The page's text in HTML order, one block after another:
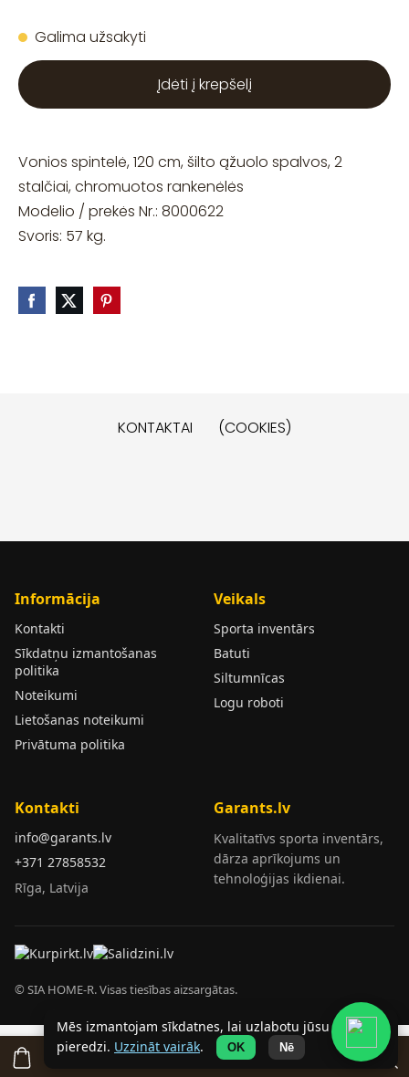
Galima užsakyti
Įdėti į krepšelį
Vonios spintelė, 120 cm, šilto ąžuolo spalvos, 2
stalčiai, chromuotos rankenėlės
Modelio / prekės Nr.: 8000622
Svoris: 57 kg.
KONTAKTAI (COOKIES)
Informācija
Kontakti
Sīkdatņu izmantošanas
politika
Noteikumi
Lietošanas noteikumi
Privātuma politika
Veikals
Sporta inventārs
Batuti
Siltumnīcas
Logu roboti
Kontakti
info@garants.lv
+371 27858532
Rīga, Latvija
Garants.lv
Kvalitatīvs sporta inventārs,
dārza aprīkojums un
tehnoloģijas ikdienai.
© SIA HOME-R. Visas tiesības aizsargātas.
Mēs izmantojam sīkdatnes, lai uzlabotu jūsu
pieredzi. Uzzināt vairāk. OK Nē